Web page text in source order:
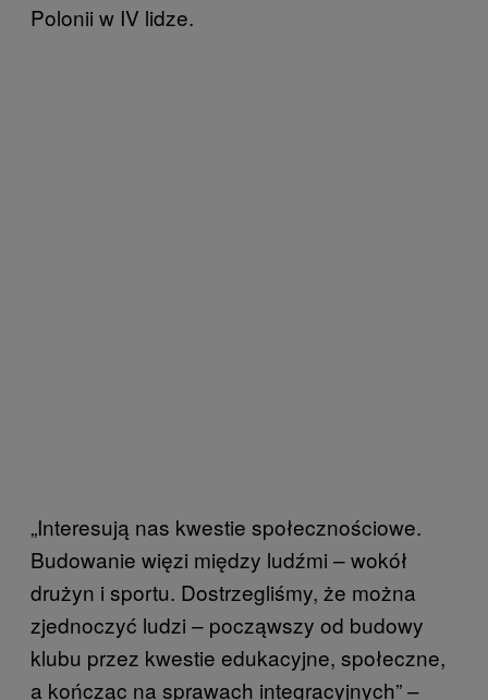
Polonii w IV lidze.
„Interesują nas kwestie społecznościowe.
Budowanie więzi między ludźmi – wokół
drużyn i sportu. Dostrzegliśmy, że można
zjednoczyć ludzi – począwszy od budowy
klubu przez kwestie edukacyjne, społeczne,
a kończąc na sprawach integracyjnych” –